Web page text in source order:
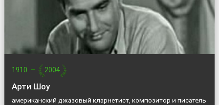
1910 — 2004
Арти Шоу
американский джазовый кларнетист, композитор и писатель